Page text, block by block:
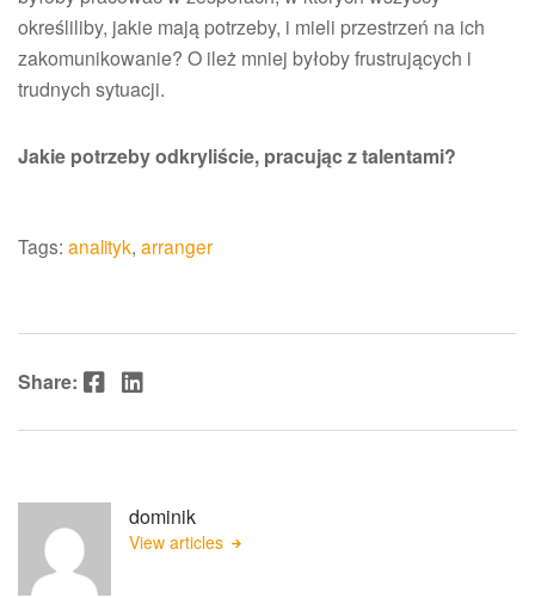
określiliby, jakie mają potrzeby, i mieli przestrzeń na ich
zakomunikowanie? O ileż mniej byłoby frustrujących i
trudnych sytuacji.
Jakie potrzeby odkryliście, pracując z talentami?
Tags: analityk, arranger
Share: Facebook LinkedIn
dominik
View articles